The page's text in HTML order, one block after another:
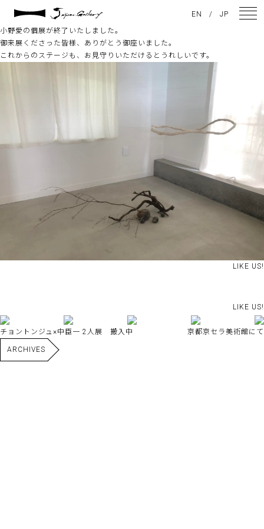
小野愛の個展が終了
小野愛の個展が終了いたしました。
御来展くださった皆様、ありがとう御座いました。
これからのステージも、お見守りいただけるとうれしいです。
LIKE US!
LIKE US!
チョントンジュ×中臣一 2人展 搬入中 京都京セラ美術館にて
ARCHIVES
EN / JP
NEWS
CONTACT
FACEBOOK